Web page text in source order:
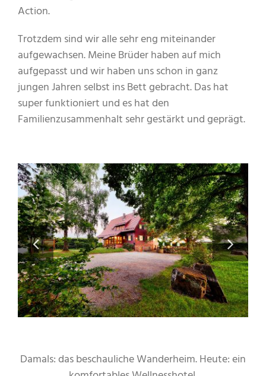
Action.
Trotzdem sind wir alle sehr eng miteinander
aufgewachsen. Meine Brüder haben auf mich
aufgepasst und wir haben uns schon in ganz
jungen Jahren selbst ins Bett gebracht. Das hat
super funktioniert und es hat den
Familienzusammenhalt sehr gestärkt und geprägt.
Damals: das beschauliche Wanderheim. Heute: ein